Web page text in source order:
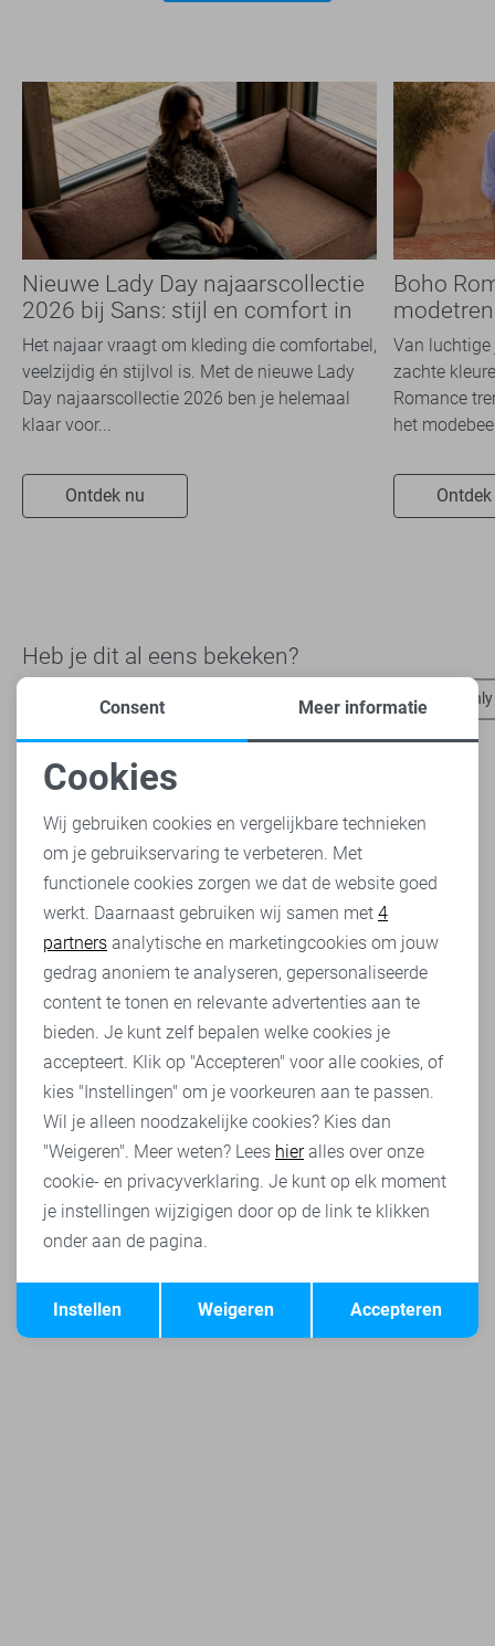
Nieuwe Lady Day najaarscollectie
2026 bij Sans: stijl en comfort in
travelkwaliteit
Het najaar vraagt om kleding die comfortabel,
veelzijdig én stijlvol is. Met de nieuwe Lady
Day najaarscollectie 2026 ben je helemaal
klaar voor...
Ontdek nu
Boho
overal
Van luchtige
zachte
Romance
het
Heb je dit al eens bekeken?
TQ Amsterdam broeken Jacqueline de Yong blouses
Noodzakelijke cookies
Personalisatie cookies
Analytische cookies
Marketing cookies
Terug Opslaan
Consent Meer informatie
Cookies
Wij gebruiken cookies en vergelijkbare technieken
om je gebruikservaring te verbeteren. Met
functionele cookies zorgen we dat de website goed
werkt. Daarnaast gebruiken wij samen met 4
partners analytische en marketingcookies om jouw
gedrag anoniem te analyseren, gepersonaliseerde
content te tonen en relevante advertenties aan te
bieden. Je kunt zelf bepalen welke cookies je
accepteert. Klik op "Accepteren" voor alle cookies, of
kies "Instellingen" om je voorkeuren aan te passen.
Wil je alleen noodzakelijke cookies? Kies dan
"Weigeren". Meer weten? Lees hieralles over onze
cookie- en privacyverklaring. Je kunt op elk moment
je instellingen wijzigigen door op de link te klikken
onder aan de pagina.
Accepteren
Weigeren
Instellen